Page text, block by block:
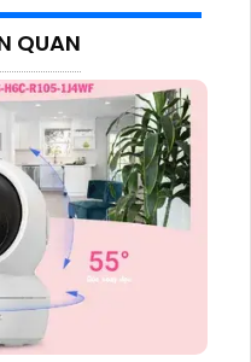
QUAN